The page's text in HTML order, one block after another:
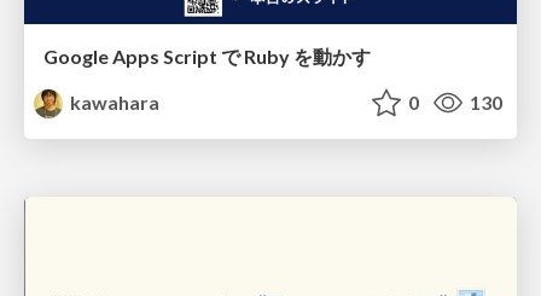
Google Apps Script で Ruby を動かす
kawahara
0 130